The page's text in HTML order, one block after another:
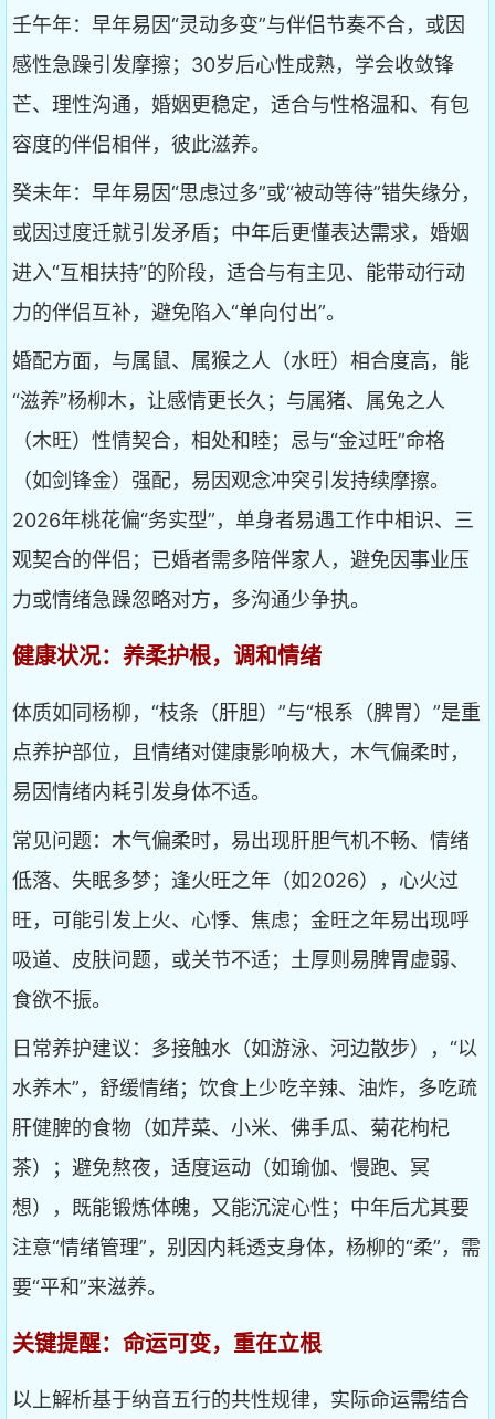
壬午年：早年易因“灵动多变”与伴侣节奏不合，或因
感性急躁引发摩擦；30岁后心性成熟，学会收敛锋
芒、理性沟通，婚姻更稳定，适合与性格温和、有包
容度的伴侣相伴，彼此滋养。
癸未年：早年易因“思虑过多”或“被动等待”错失缘分，
或因过度迁就引发矛盾；中年后更懂表达需求，婚姻
进入“互相扶持”的阶段，适合与有主见、能带动行动
力的伴侣互补，避免陷入“单向付出”。
婚配方面，与属鼠、属猴之人（水旺）相合度高，能
“滋养”杨柳木，让感情更长久；与属猪、属兔之人
（木旺）性情契合，相处和睦；忌与“金过旺”命格
（如剑锋金）强配，易因观念冲突引发持续摩擦。
2026年桃花偏“务实型”，单身者易遇工作中相识、三
观契合的伴侣；已婚者需多陪伴家人，避免因事业压
力或情绪急躁忽略对方，多沟通少争执。
健康状况：养柔护根，调和情绪
体质如同杨柳，“枝条（肝胆）”与“根系（脾胃）”是重
点养护部位，且情绪对健康影响极大，木气偏柔时，
易因情绪内耗引发身体不适。
常见问题：木气偏柔时，易出现肝胆气机不畅、情绪
低落、失眠多梦；逢火旺之年（如2026），心火过
旺，可能引发上火、心悸、焦虑；金旺之年易出现呼
吸道、皮肤问题，或关节不适；土厚则易脾胃虚弱、
食欲不振。
日常养护建议：多接触水（如游泳、河边散步），“以
水养木”，舒缓情绪；饮食上少吃辛辣、油炸，多吃疏
肝健脾的食物（如芹菜、小米、佛手瓜、菊花枸杞
茶）；避免熬夜，适度运动（如瑜伽、慢跑、冥
想），既能锻炼体魄，又能沉淀心性；中年后尤其要
注意“情绪管理”，别因内耗透支身体，杨柳的“柔”，需
要“平和”来滋养。
关键提醒：命运可变，重在立根
以上解析基于纳音五行的共性规律，实际命运需结合